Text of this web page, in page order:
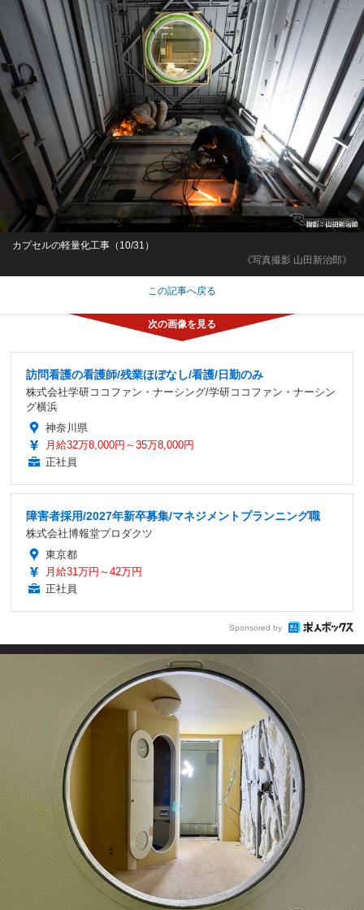
《写真撮影 山田新治郎》
カプセルの軽量化工事（10/31）
この記事へ戻る
訪問看護の看護師/残業ほぼなし/看護/日勤のみ
株式会社学研ココファン・ナーシング/学研ココファン・ナーシン
グ横浜
神奈川県
月給32万8,000円～35万8,000円
正社員
障害者採用/2027年新卒募集/マネジメントプランニング職
株式会社博報堂プロダクツ
東京都
月給31万円～42万円
正社員
Sponsored by